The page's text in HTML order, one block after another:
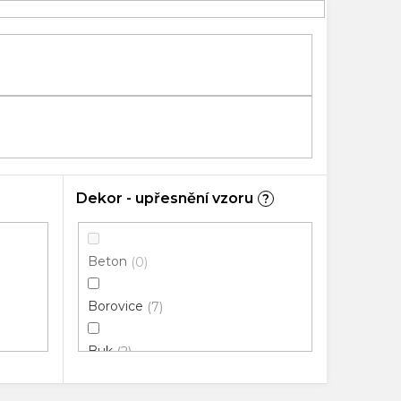
Dekor - upřesnění vzoru ?
Beton 0
Borovice 7
Buk 2